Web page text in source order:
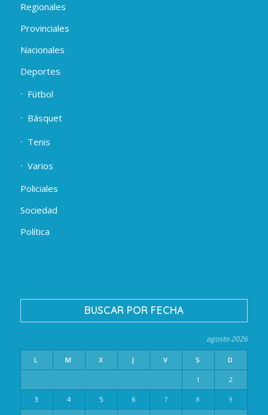
Regionales
Provinciales
Nacionales
Deportes
Fútbol
Básquet
Tenis
Varios
Policiales
Sociedad
Política
BUSCAR POR FECHA
agosto 2026
L M X J V S D
1 2
3 4 5 6 7 8 9